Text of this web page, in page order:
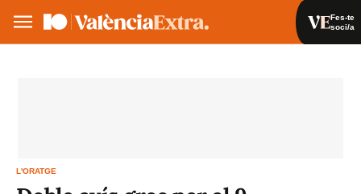
Fes-te
soci/a
L'ORATGE